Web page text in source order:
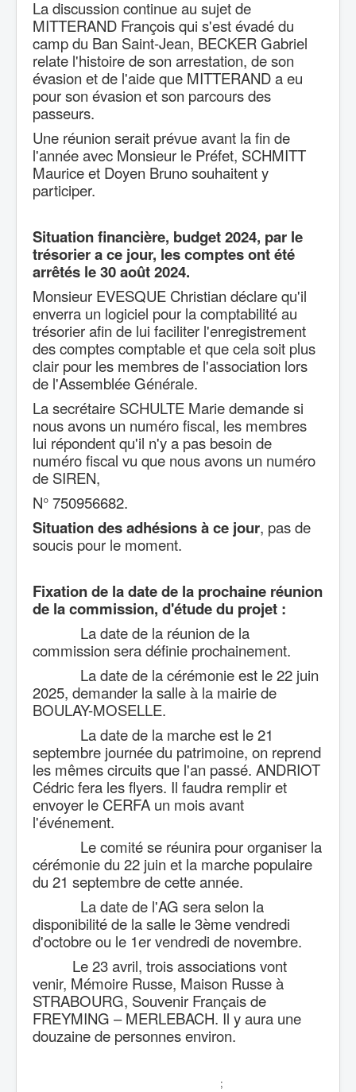
La discussion continue au sujet de
MITTERAND François qui s'est évadé du
camp du Ban Saint-Jean, BECKER Gabriel
relate l'histoire de son arrestation, de son
évasion et de l'aide que MITTERAND a eu
pour son évasion et son parcours des
passeurs.
Une réunion serait prévue avant la fin de
l'année avec Monsieur le Préfet, SCHMITT
Maurice et Doyen Bruno souhaitent y
participer.
Situation financière, budget 2024, par le
trésorier a ce jour, les comptes ont été
arrêtés le 30 août 2024.
Monsieur EVESQUE Christian déclare qu'il
enverra un logiciel pour la comptabilité au
trésorier afin de lui faciliter l'enregistrement
des comptes comptable et que cela soit plus
clair pour les membres de l'association lors
de l'Assemblée Générale.
La secrétaire SCHULTE Marie demande si
nous avons un numéro fiscal, les membres
lui répondent qu'il n'y a pas besoin de
numéro fiscal vu que nous avons un numéro
de SIREN,
N° 750956682.
Situation des adhésions à ce jour, pas de
soucis pour le moment.
Fixation de la date de la prochaine réunion
de la commission, d'étude du projet :
La date de la réunion de la
commission sera définie prochainement.
La date de la cérémonie est le 22 juin
2025, demander la salle à la mairie de
BOULAY-MOSELLE.
La date de la marche est le 21
septembre journée du patrimoine, on reprend
les mêmes circuits que l'an passé. ANDRIOT
Cédric fera les flyers. Il faudra remplir et
envoyer le CERFA un mois avant
l'événement.
Le comité se réunira pour organiser la
cérémonie du 22 juin et la marche populaire
du 21 septembre de cette année.
La date de l'AG sera selon la
disponibilité de la salle le 3ème vendredi
d'octobre ou le 1er vendredi de novembre.
Le 23 avril, trois associations vont
venir, Mémoire Russe, Maison Russe à
STRABOURG, Souvenir Français de
FREYMING – MERLEBACH. Il y aura une
douzaine de personnes environ.
;